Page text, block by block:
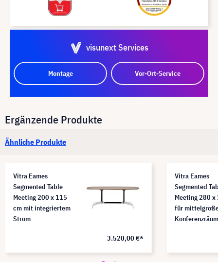
visunext Services
Montage Vor-Ort-Service
Ergänzende Produkte
Ähnliche Produkte
Vitra Eames
Segmented Table
Meeting 200 x 115
cm mit integriertem
Strom
3.520,00 €*
Vitra Eames
Segmented
Meeting 280 x
für